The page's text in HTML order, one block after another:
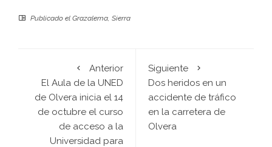
Publicado el Grazalema Sierra
Anterior
El Aula de la UNED
de Olvera inicia el 14
de octubre el curso
de acceso a la
Universidad para
Siguiente
Dos heridos en un
accidente de tráfico
en la carretera de
Olvera